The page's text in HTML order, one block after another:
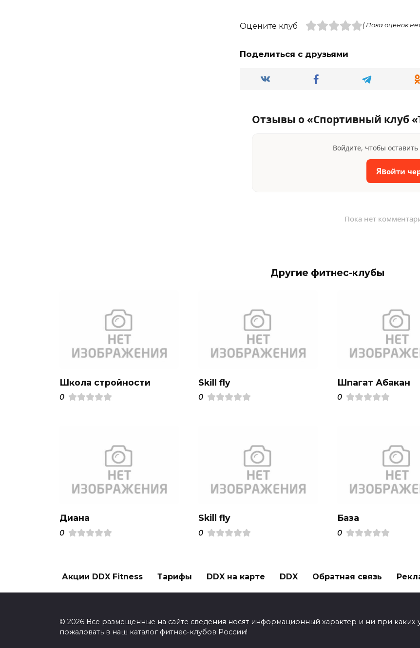
Оцените клуб ( Пока оценок
Поделиться с друзьями
Отзывы о «Спортивный клуб
Войдите, чтобы
ЯВойти
Пока нет
Другие фитнес-клубы
Школа стройности
0
Skill fly
0
Шпагат Абакан
0
Диана
0
Skill fly
0
База
0
Акции DDX Fitness Тарифы DDX на карте DDX Обратная связь
© 2026 Все размещенные на сайте сведения носят информационный характер и ни при каких
пожаловать в наш каталог фитнес-клубов России!